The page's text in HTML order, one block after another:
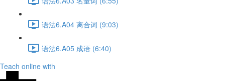
语法6.A04 离合词 (9:03)
语法6.A05 成语 (6:40)
Teach online with